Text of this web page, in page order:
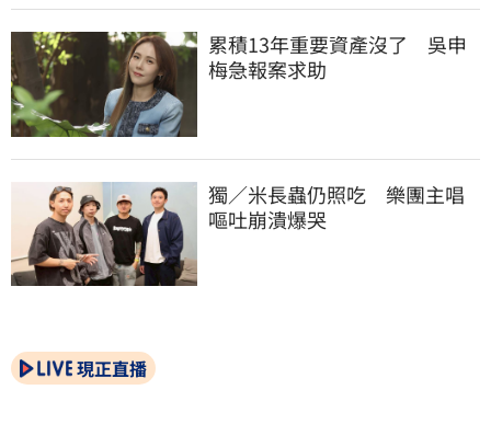
累積13年重要資產沒了　吳申
梅急報案求助
獨／米長蟲仍照吃　樂團主唱
嘔吐崩潰爆哭
現正直播